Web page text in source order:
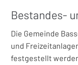
Bestandes-
Die Gemeinde
und
festgestellt